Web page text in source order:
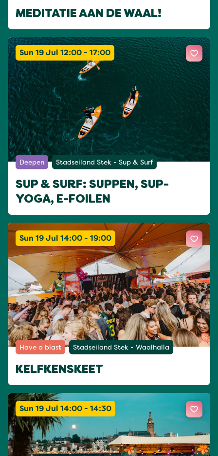
MEDITATIE AAN DE WAAL!
Sun 19 Jul 12:00 - 17:00
Deepen Stadseiland Stek - Sup & Surf
SUP & SURF: SUPPEN, SUP-
YOGA, E-FOILEN
Sun 19 Jul 14:00 - 19:00
Have a blast Stadseiland Stek - Waalhalla
KELFKENSKEET
Sun 19 Jul 14:00 - 14:30